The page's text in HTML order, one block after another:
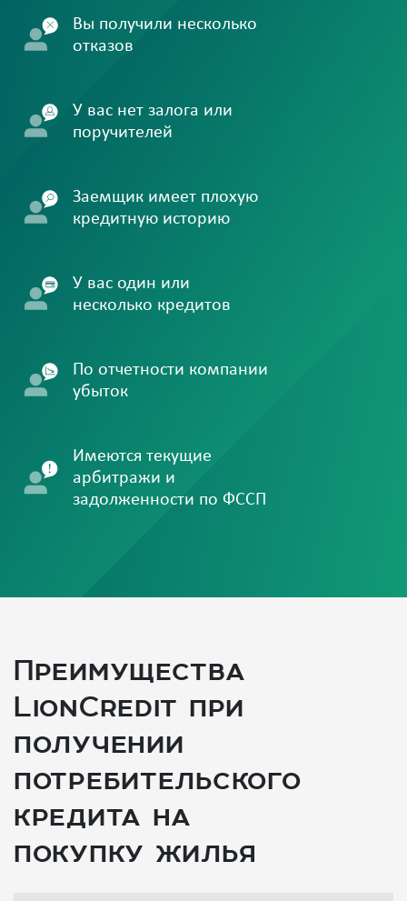
Вы получили несколько
отказов
У вас нет залога или
поручителей
Заемщик имеет плохую
кредитную историю
У вас один или
несколько кредитов
По отчетности компании
убыток
Имеются текущие
арбитражи и
задолженности по ФССП
Преимущества
LionCredit при
получении
потребительского
кредита на
покупку жилья